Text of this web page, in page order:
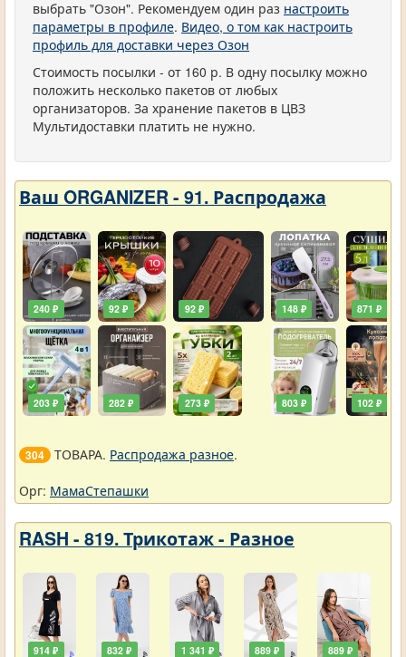
выбрать "Озон". Рекомендуем один раз настроить
параметры в профиле. Видео, о том как настроить
профиль для доставки через Озон
Стоимость посылки - от 160 р. В одну посылку можно
положить несколько пакетов от любых
организаторов. За хранение пакетов в ЦВЗ
Мультидоставки платить не нужно.
Ваш ORGANIZER - 91. Распродажа
240 ₽
203 ₽
92 ₽
282 ₽
92 ₽
273 ₽
148 ₽
803 ₽
871 ₽
102 ₽
304 ТОВАРА. Распродажа разное.
Орг: МамаСтепашки
RASH - 819. Трикотаж - Разное
914 ₽ 832 ₽ 1 341 ₽ 889 ₽ 889 ₽